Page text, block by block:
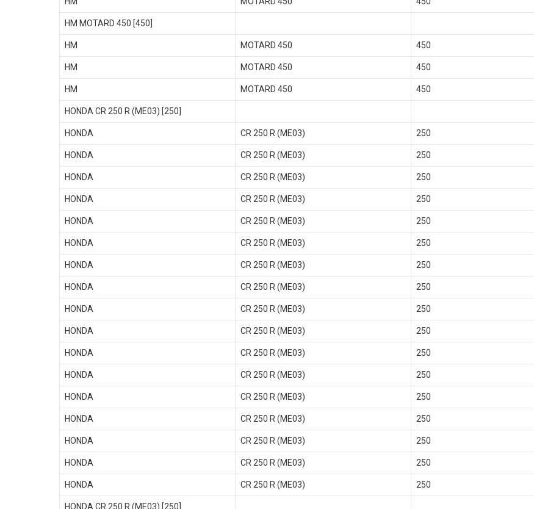
HM MOTARD 450 [450]
HM MOTARD 450 450
HM MOTARD 450 450
HM MOTARD 450 450
HONDA CR 250 R (ME03) [250]
HONDA CR 250 R (ME03) 250
HONDA CR 250 R (ME03) 250
HONDA CR 250 R (ME03) 250
HONDA CR 250 R (ME03) 250
HONDA CR 250 R (ME03) 250
HONDA CR 250 R (ME03) 250
HONDA CR 250 R (ME03) 250
HONDA CR 250 R (ME03) 250
HONDA CR 250 R (ME03) 250
HONDA CR 250 R (ME03) 250
HONDA CR 250 R (ME03) 250
HONDA CR 250 R (ME03) 250
HONDA CR 250 R (ME03) 250
HONDA CR 250 R (ME03) 250
HONDA CR 250 R (ME03) 250
HONDA CR 250 R (ME03) 250
HONDA CR 250 R (ME03) 250
HONDA CR 250 R (ME03) [250]